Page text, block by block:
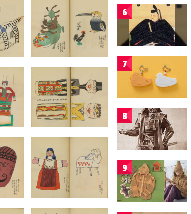
6
7
8
9